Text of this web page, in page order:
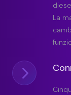
La